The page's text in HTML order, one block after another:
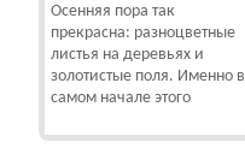
Осенняя пора так
прекрасна: разноцветные
листья на деревьях и
золотистые поля. Именно в
самом начале этого